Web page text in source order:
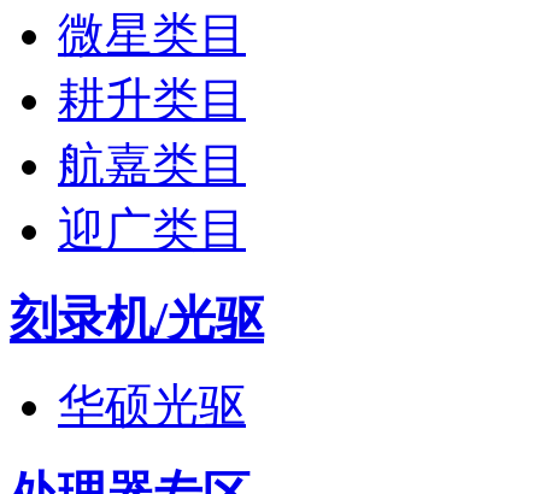
微星类目
耕升类目
航嘉类目
迎广类目
刻录机/光驱
华硕光驱